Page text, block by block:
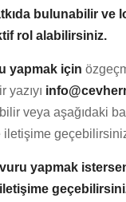
bulunabilir ve
rol alabilirsiniz.
yapmak için
yazıyı
veya aşağıdaki
yapmak
iletişime